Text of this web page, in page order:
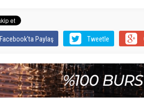
Facebook'ta Paylaş Tweetle